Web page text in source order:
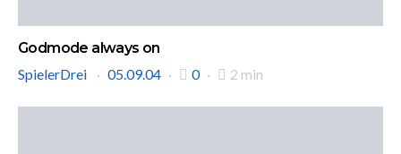
Godmode always on
SpielerDrei
05.09.04 0 2 min